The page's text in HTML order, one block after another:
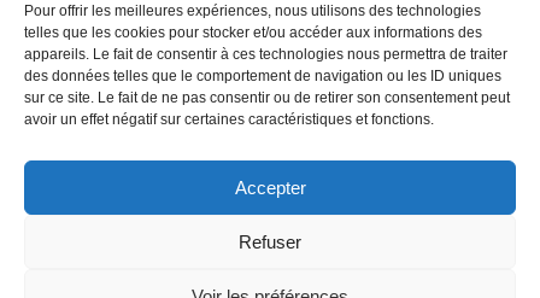
Pour offrir les meilleures expériences, nous utilisons des technologies
telles que les cookies pour stocker et/ou accéder aux informations des
appareils. Le fait de consentir à ces technologies nous permettra de traiter
des données telles que le comportement de navigation ou les ID uniques
sur ce site. Le fait de ne pas consentir ou de retirer son consentement peut
avoir un effet négatif sur certaines caractéristiques et fonctions.
Accepter
Refuser